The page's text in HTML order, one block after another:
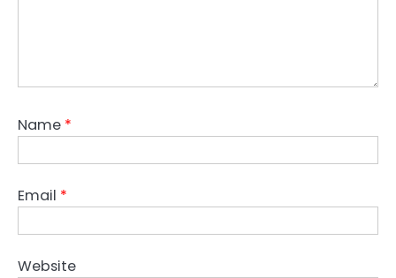
Name *
Email *
Website